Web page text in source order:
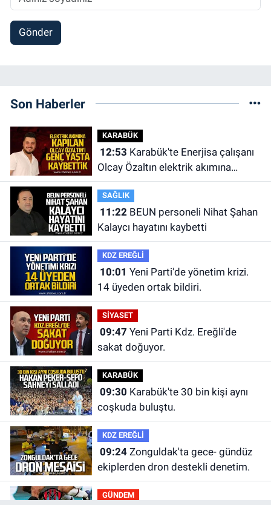
Gönder
Son Haberler
KARABÜK
12:53
Olcay Özaltın elektrik akımına
kapılarak hayatını kaybetti.
SAĞLIK
11:22BEUN personeli Nihat Şahan
Kalaycı hayatını kaybetti
KDZ EREĞLİ
10:01
14 üyeden ortak bildiri.
SİYASET
09:47
sakat doğuyor.
KARABÜK
09:30
coşkuda buluştu.
KDZ EREĞLİ
09:24Zonguldak'ta gece- gündüz
ekiplerden dron destekli denetim.
GÜNDEM